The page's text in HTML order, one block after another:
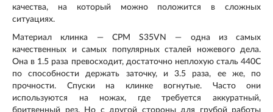
качества, на который можно положится в сложных
ситуациях.
Материал клинка — CPM S35VN — одна из самых
качественных и самых популярных сталей ножевого дела.
Она в 1.5 раза превосходит, достаточно неплохую сталь 440С
по способности держать заточку, и 3.5 раза, ее же, по
прочности. Спуски на клинке вогнутые. Часто они
используются на ножах, где требуется аккуратный,
бритвенный рез. Но с другой стороны для грубой работы